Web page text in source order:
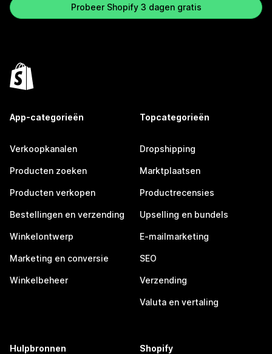
Probeer Shopify 3 dagen gratis
App-categorieën
Verkoopkanalen
Producten zoeken
Producten verkopen
Bestellingen en verzending
Winkelontwerp
Marketing en conversie
Winkelbeheer
Topcategorieën
Dropshipping
Marktplaatsen
Productrecensies
Upselling en bundels
E-mailmarketing
SEO
Verzending
Valuta en vertaling
Hulpbronnen Shopify